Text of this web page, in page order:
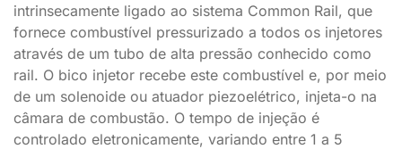
intrinsecamente ligado ao sistema Common Rail, que
fornece combustível pressurizado a todos os injetores
através de um tubo de alta pressão conhecido como
rail. O bico injetor recebe este combustível e, por meio
de um solenoide ou atuador piezoelétrico, injeta-o na
câmara de combustão. O tempo de injeção é
controlado eletronicamente, variando entre 1 a 5